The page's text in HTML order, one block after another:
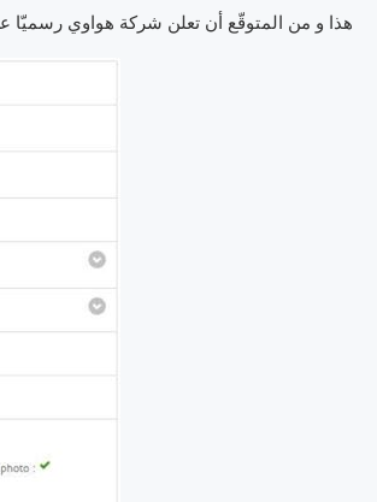
هذا و من المتوقّع أن تعلن شركة هواوي رسميّا